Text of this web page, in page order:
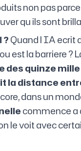
non pas
qu ils sont
?Quand l IA ecrit
est la barriere ?
des quinze
la distance
dans un
commence a
le voit avec